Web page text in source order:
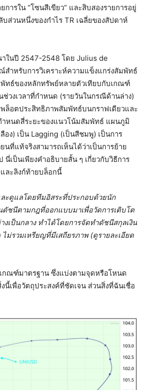
ารใน “โซนสีเขียว” และสิบสองรายการอยู่
ส่วนหนึ่งของกำไร TR เฉลี่ยของสัปดาห์
ในปี 2547-2548 โดย Julius de
สำหรับการวิเคราะห์ความแข็งแกร่งสัมพัทธ์
พัทธ์ของหลักทรัพย์หลายตัวเทียบกับเกณฑ์
วงเวลาที่กำหนด (รายวันในกรณีด้านล่าง)
ล็อตประสิทธิภาพสัมพัทธ์บนกราฟเดียวและ
หนดสี่ระยะของแนวโน้มสัมพัทธ์ แผนภูมิ
อง) เป็น Lagging (เป็นสีชมพู) เป็นการ
นที่แท้จริงสามารถเห็นได้ว่าเป็นการย้าย
เป็นเพียงคำอธิบายสั้น ๆ เกี่ยวกับวิธีการ
ละลิงก์ท้ายบล็อกนี้
ะดูแลโดยทีมอิสระที่ประกอบด้วยนัก
ชนีตามกฎที่ออกแบบมาเพื่อวัดการเติบโต
งเป็นกลาง ทำได้โดยการจัดทำดัชนีสกุลเงิน
รวมเหรียญที่มีเสถียรภาพ (ดูรายละเอียด
ณฑ์มาตรฐาน ซึ่งแบ่งตามจุดหรือโหนด
เพื่อวัตถุประสงค์ที่ชัดเจน ส่วนสิ่งที่ฉันเชื่อ